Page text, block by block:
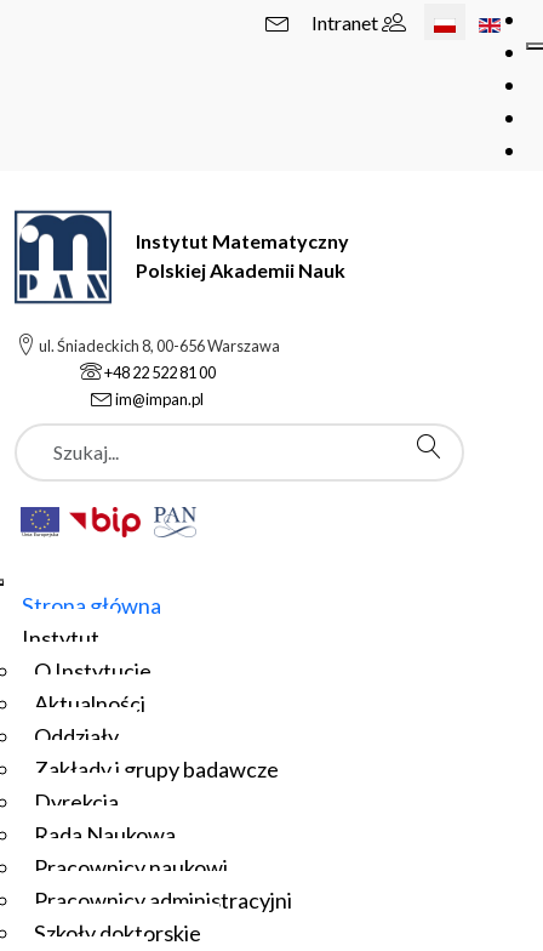
Wybierz swój
Intranet
Instytut Matematyczny
Polskiej Akademii Nauk
ul. Śniadeckich 8, 00-656 Warszawa
+48 22 522 81 00
im@impan.pl
Szukaj
Strona główna
Instytut
O Instytucie
Aktualności
Oddziały
Zakłady i grupy badawcze
Dyrekcja
Rada Naukowa
Pracownicy naukowi
Pracownicy administracyjni
Szkoły doktorskie